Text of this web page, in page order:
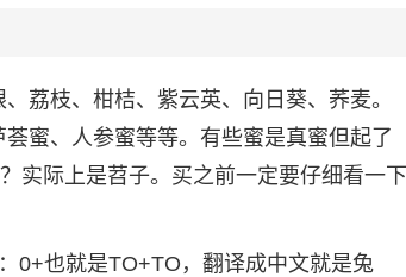
荔枝、柑桔、紫云英、向日葵、荞麦。
蜜、人参蜜等等。有些蜜是真蜜但起了
实际上是苕子。买之前一定要仔细看一下
0+也就是TO+TO，翻译成中文就是兔